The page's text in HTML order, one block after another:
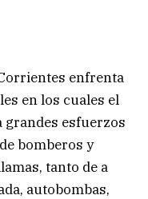
enfrenta
en los cuales el
esfuerzos
bomberos y
tanto de a
autobombas,